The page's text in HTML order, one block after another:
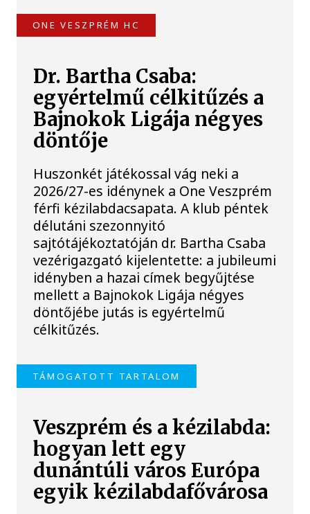
ONE VESZPRÉM HC
Dr. Bartha Csaba:
egyértelmű célkitűzés a
Bajnokok Ligája négyes
döntője
Huszonkét játékossal vág neki a
2026/27-es idénynek a One Veszprém
férfi kézilabdacsapata. A klub péntek
délutáni szezonnyitó
sajtótájékoztatóján dr. Bartha Csaba
vezérigazgató kijelentette: a jubileumi
idényben a hazai címek begyűjtése
mellett a Bajnokok Ligája négyes
döntőjébe jutás is egyértelmű
célkitűzés.
TÁMOGATOTT TARTALOM
Veszprém és a kézilabda:
hogyan lett egy
dunántúli város Európa
egyik kézilabdafővárosa